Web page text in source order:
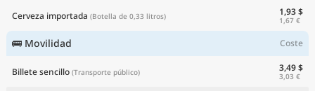
Cerveza importada (Botella de 0,33 litros) 1,93 $
1,67 €
🚌 Movilidad Coste
Billete sencillo (Transporte público) 3,49 $
3,03 €